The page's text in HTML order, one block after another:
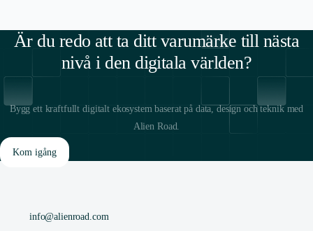
Är du redo att ta ditt varumärke till nästa
nivå i den digitala världen?
Bygg ett kraftfullt digitalt ekosystem baserat på data, design och teknik med
Alien Road.
Kom igång
info@alienroad.com